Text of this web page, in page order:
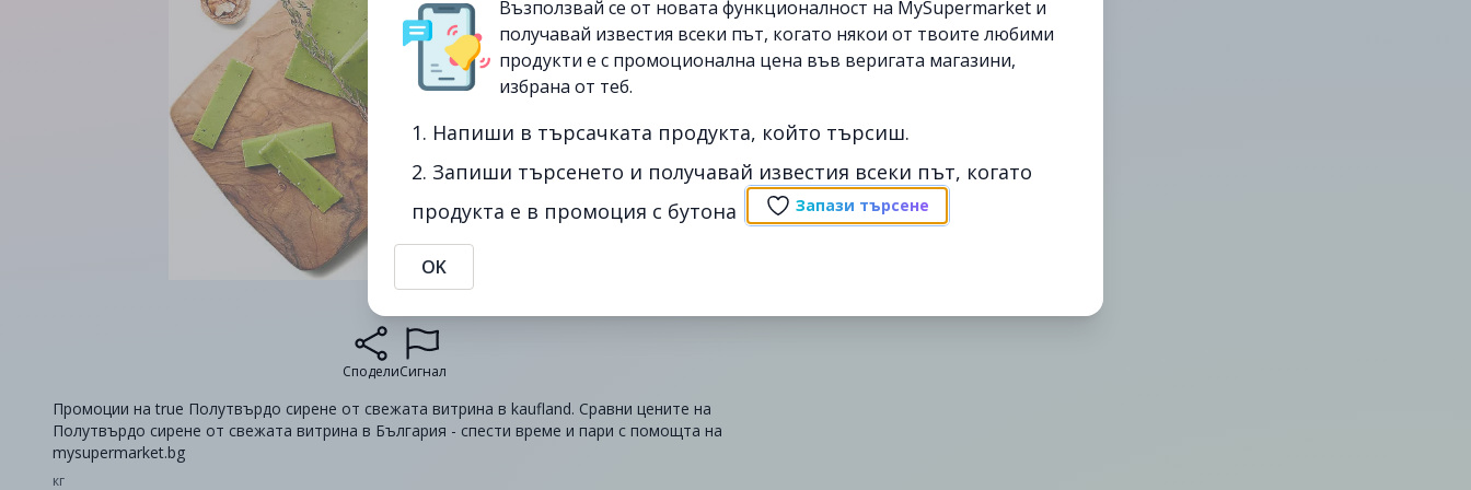
СподелиСигнал
Промоции на true Полутвърдо сирене от свежата витрина в kaufland. Сравни цените на
Полутвърдо сирене от свежата витрина в България - спести време и пари с помощта на
mysupermarket.bg
кг
Възползвай се от новата функционалност на MySupermarket и
получавай известия всеки път, когато някои от твоите любими
продукти е с промоционална цена във веригата магазини,
избрана от теб.
1. Напиши в търсачката продукта, който търсиш.
2. Запиши търсенето и получавай известия всеки път, когато
продукта е в промоция с бутона
Запази търсене
OK